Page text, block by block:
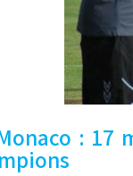
: